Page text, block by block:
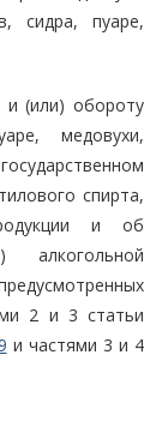
сидра, пуаре,
и (или) обороту
медовухи,
спирта,
и об
алкогольной
2 и 3 статьи
и частями 3 и 4